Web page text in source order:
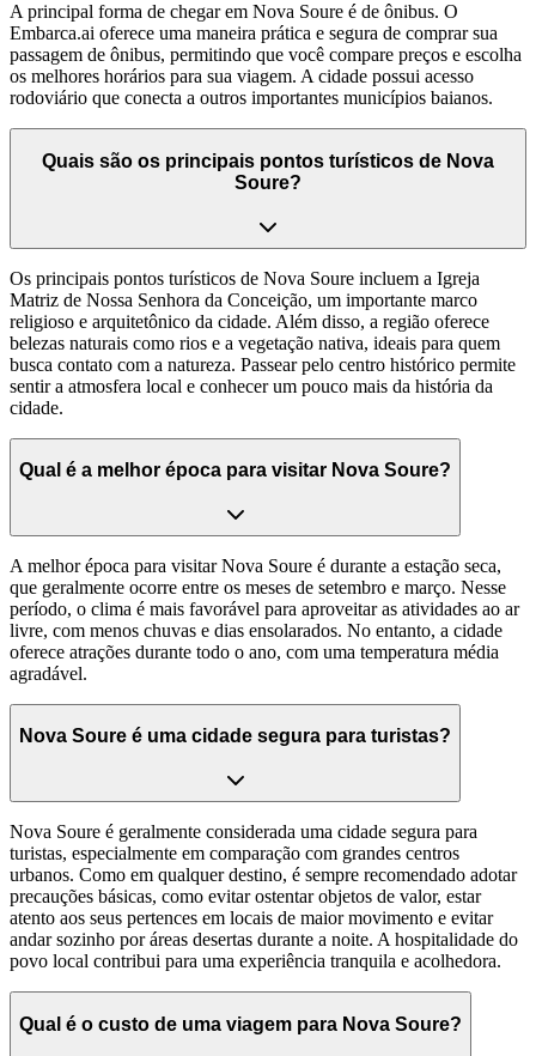
A principal forma de chegar em Nova Soure é de ônibus. O
Embarca.ai oferece uma maneira prática e segura de comprar sua
passagem de ônibus, permitindo que você compare preços e escolha
os melhores horários para sua viagem. A cidade possui acesso
rodoviário que conecta a outros importantes municípios baianos.
Quais são os principais pontos turísticos de Nova
Soure?
Os principais pontos turísticos de Nova Soure incluem a Igreja
Matriz de Nossa Senhora da Conceição, um importante marco
religioso e arquitetônico da cidade. Além disso, a região oferece
belezas naturais como rios e a vegetação nativa, ideais para quem
busca contato com a natureza. Passear pelo centro histórico permite
sentir a atmosfera local e conhecer um pouco mais da história da
cidade.
Qual é a melhor época para visitar Nova Soure?
A melhor época para visitar Nova Soure é durante a estação seca,
que geralmente ocorre entre os meses de setembro e março. Nesse
período, o clima é mais favorável para aproveitar as atividades ao ar
livre, com menos chuvas e dias ensolarados. No entanto, a cidade
oferece atrações durante todo o ano, com uma temperatura média
agradável.
Nova Soure é uma cidade segura para turistas?
Nova Soure é geralmente considerada uma cidade segura para
turistas, especialmente em comparação com grandes centros
urbanos. Como em qualquer destino, é sempre recomendado adotar
precauções básicas, como evitar ostentar objetos de valor, estar
atento aos seus pertences em locais de maior movimento e evitar
andar sozinho por áreas desertas durante a noite. A hospitalidade do
povo local contribui para uma experiência tranquila e acolhedora.
Qual é o custo de uma viagem para Nova Soure?